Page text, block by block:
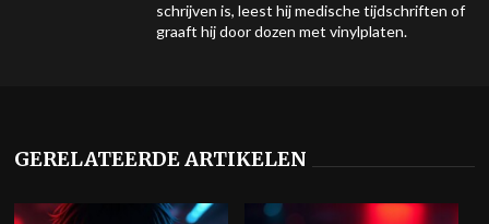
schrijven is, leest hij medische tijdschriften of
graaft hij door dozen met vinylplaten.
GERELATEERDE ARTIKELEN